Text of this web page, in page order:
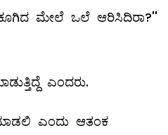
ಕೂಗಿದ ಮೇಲೆ ಒಲೆ ಆರಿಸಿದಿರಾ?''
ಎಂದರು.
ಎಂದು ಆತಂಕ